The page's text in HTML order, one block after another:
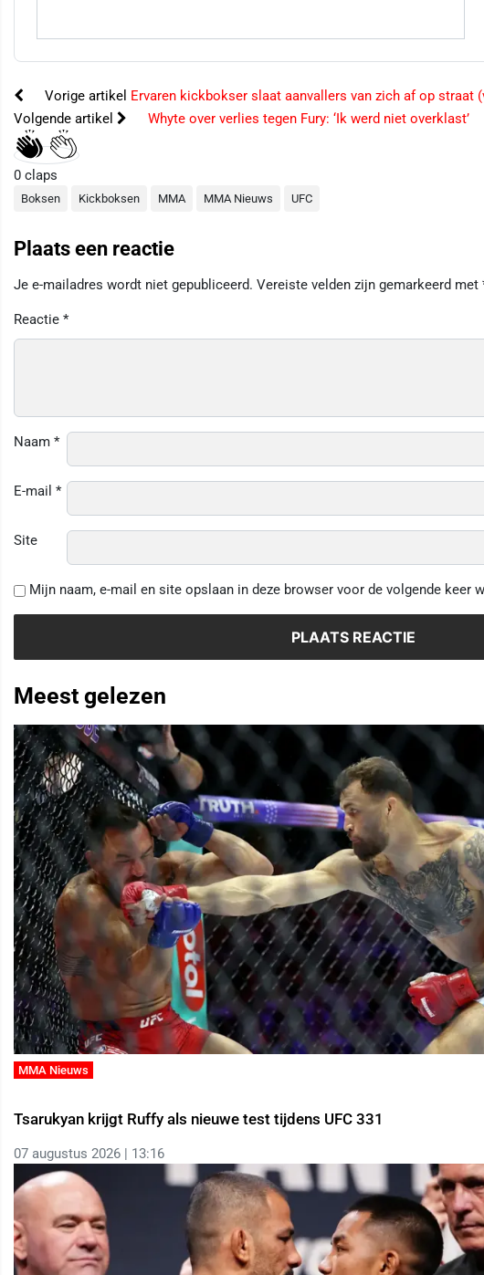
Vorige artikel Ervaren kickbokser slaat aanvallers van zich af op straat
Volgende artikel
Whyte over verlies tegen Fury: ‘Ik werd niet overklast’
0 claps
Boksen Kickboksen MMA MMA Nieuws UFC
Plaats een reactie
Je e-mailadres wordt niet gepubliceerd. Vereiste velden zijn gemarkeerd met
Reactie *
Naam *
E-mail *
Site
Mijn naam, e-mail en site opslaan in deze browser voor de volgende keer
Meest gelezen
MMA Nieuws
Tsarukyan krijgt Ruffy als nieuwe test tijdens UFC 331
07 augustus 2026 | 13:16